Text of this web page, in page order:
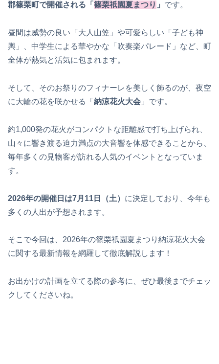
郡篠栗町で開催される「 篠栗祇園夏まつり 」 です。
昼間は威勢の良い「大人山笠」や可愛らしい「子ども神
輿」、中学生による華やかな「吹奏楽パレード」など、町
全体が熱気と活気に包まれます。
そして、そのお祭りのフィナーレを美しく飾るのが、夜空
に大輪の花を咲かせる「 納涼花火大会 」です。
約1,000発の花火がコンパクトな距離感で打ち上げられ、
山々に響き渡る迫力満点の大音響を体感できることから、
毎年多くの見物客が訪れる人気のイベントとなっていま
す。
2026年の開催日は7月11日（土） に決定しており、今年も
多くの人出が予想されます。
そこで今回は、2026年の篠栗祇園夏まつり納涼花火大会
に関する最新情報を網羅して徹底解説します！
お出かけの計画を立てる際の参考に、ぜひ最後までチェッ
クしてくださいね。